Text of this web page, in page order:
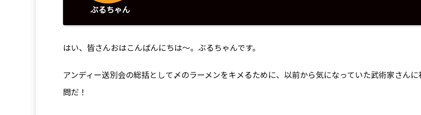
ぶるちゃん
はい、皆さんおはこんばんにちは〜。ぶるちゃんです。
アンディー送別会の総括として〆のラーメンをキメるために、以前から気になっていた武術家さんに
問だ！